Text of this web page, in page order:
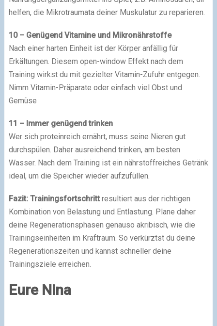
helfen, die Mikrotraumata deiner Muskulatur zu reparieren.
10 – Genügend Vitamine und Mikronährstoffe
Nach einer harten Einheit ist der Körper anfällig für
Erkältungen. Diesem open-window Effekt nach dem
Training wirkst du mit gezielter Vitamin-Zufuhr entgegen.
Nimm Vitamin-Präparate oder einfach viel Obst und
Gemüse
11 – Immer genügend trinken
Wer sich proteinreich ernährt, muss seine Nieren gut
durchspülen. Daher ausreichend trinken, am besten
Wasser. Nach dem Training ist ein nährstoffreiches Getränk
ideal, um die Speicher wieder aufzufüllen.
Fazit: Trainingsfortschritt resultiert aus der richtigen
Kombination von Belastung und Entlastung. Plane daher
deine Regenerationsphasen genauso akribisch, wie die
Trainingseinheiten im Kraftraum. So verkürztst du deine
Regenerationszeiten und kannst schneller deine
Trainingsziele erreichen.
Eure Nina